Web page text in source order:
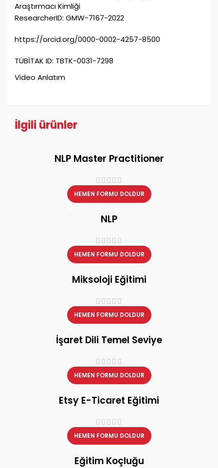
Araştırmacı Kimliği
ResearcherID: GMW-7167-2022
https://orcid.org/0000-0002-4257-8500
TÜBİTAK ID: TBTK-0031-7298
Video Anlatım
İlgili ürünler
NLP Master Practitioner
HEMEN FORMU DOLDUR
NLP
HEMEN FORMU DOLDUR
Miksoloji Eğitimi
HEMEN FORMU DOLDUR
İşaret Dili Temel Seviye
HEMEN FORMU DOLDUR
Etsy E-Ticaret Eğitimi
HEMEN FORMU DOLDUR
Eğitim Koçluğu